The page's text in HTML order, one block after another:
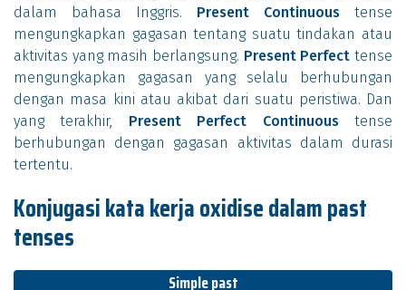
dalam bahasa Inggris. Present Continuous tense
mengungkapkan gagasan tentang suatu tindakan atau
aktivitas yang masih berlangsung. Present Perfect tense
mengungkapkan gagasan yang selalu berhubungan
dengan masa kini atau akibat dari suatu peristiwa. Dan
yang terakhir, Present Perfect Continuoustense
berhubungan dengan gagasan aktivitas dalam durasi
tertentu.
Konjugasi kata kerja oxidise dalam past
tenses
Simple past